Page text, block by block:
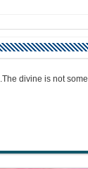
The divine is not